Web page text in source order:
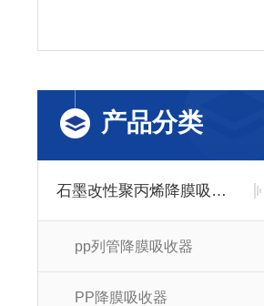
产品分类
石墨改性聚丙烯降膜吸收器
pp列管降膜吸收器
PP降膜吸收器